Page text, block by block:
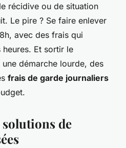
récidive ou de situation
Le pire ? Se faire enlever
avec des frais qui
heures. Et sortir le
une démarche lourde, des
frais de garde journaliers
de